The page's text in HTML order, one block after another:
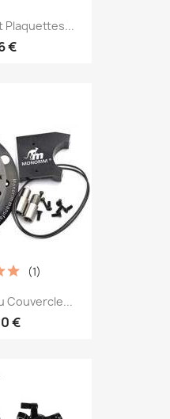
Plaquettes...
€
Couvercle...
€
(1)